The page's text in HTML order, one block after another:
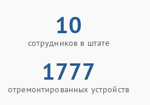
10
сотрудников в штате
1777
отремонтированных устройств